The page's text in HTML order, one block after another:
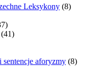
Leksykony (8)
(41)
sentencje aforyzmy (8)